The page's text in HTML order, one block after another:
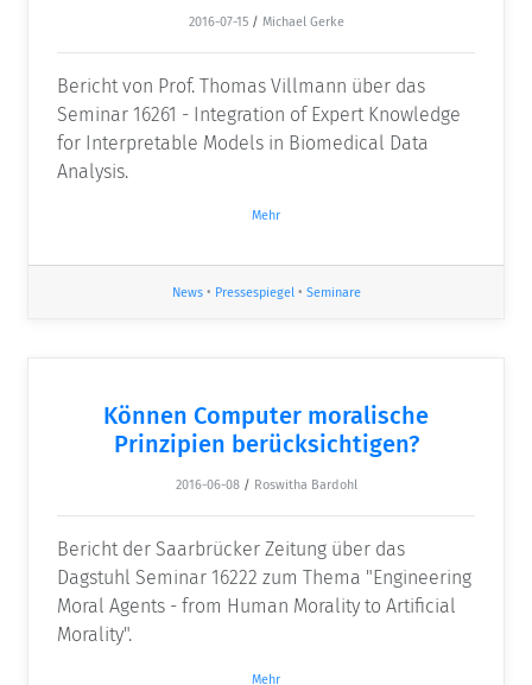
2016-07-15 / Michael Gerke
Bericht von Prof. Thomas Villmann über das
Seminar 16261 - Integration of Expert Knowledge
for Interpretable Models in Biomedical Data
Analysis.
Mehr
News• Pressespiegel• Seminare
Können Computer moralische
Prinzipien berücksichtigen?
2016-06-08 / Roswitha Bardohl
Bericht der Saarbrücker Zeitung über das
Dagstuhl Seminar 16222 zum Thema "Engineering
Moral Agents - from Human Morality to Artificial
Morality".
Mehr